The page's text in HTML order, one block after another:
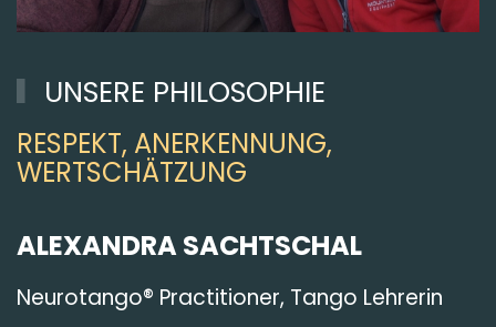
UNSERE PHILOSOPHIE
RESPEKT, ANERKENNUNG,
WERTSCHÄTZUNG
ALEXANDRA SACHTSCHAL
Neurotango® Practitioner, Tango Lehrerin